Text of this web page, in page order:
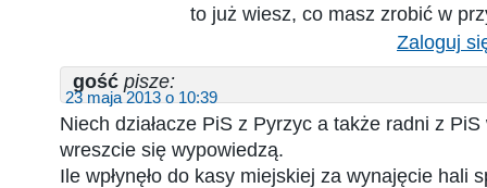
to już wiesz, co masz zrobić w
Zaloguj
gość pisze:
23 maja 2013 o 10:39
Niech działacze PiS z Pyrzyc a także radni z
wreszcie się wypowiedzą.
Ile wpłynęło do kasy miejskiej za wynajęcie hali